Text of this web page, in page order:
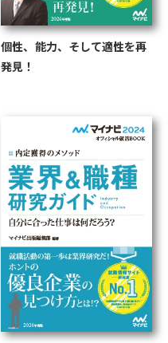
個性、能力、そして適性を再
発見！